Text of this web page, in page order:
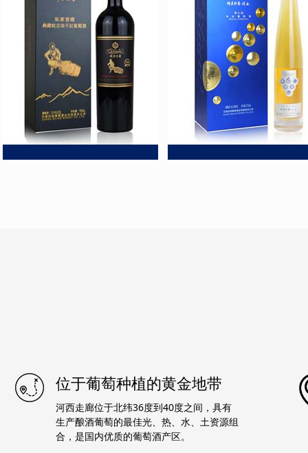
河西走廊位于北纬36度到40度之间，具有
生产酿酒葡萄的最佳光、热、水、土资源组
合，是国内优质的葡萄酒产区。
位于葡萄种植的黄金地带